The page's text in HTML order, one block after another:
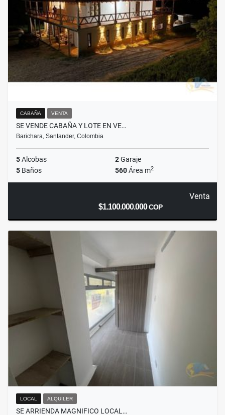
CABAÑA VENTA
SE VENDE CABAÑA Y LOTE EN VE…
Barichara, Santander, Colombia
5Alcobas 2Garaje
5 Baños 560Área m2
Venta
$1.100.000.000COP
LOCAL ALQUILER
SE ARRIENDA MAGNIFICO LOCAL…